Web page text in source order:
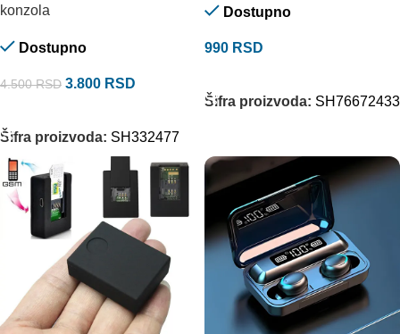
konzola
Dostupno
4.500RSD 3.800 RSD
Šifra proizvoda: SH332477
Dostupno
990 RSD
Šifra proizvoda: SH76672433